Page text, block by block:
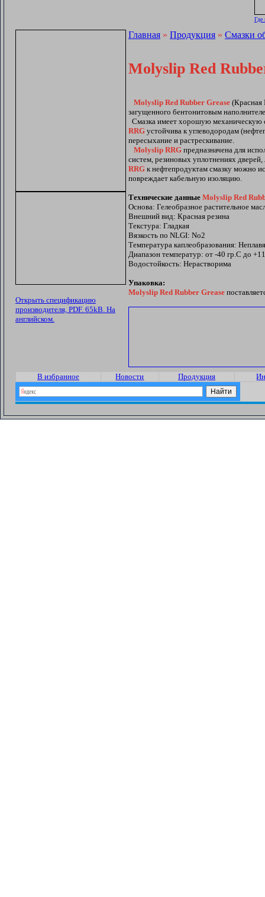
Где
Открыть спецификацию
производителя, PDF. 65kB. На
английском.
Главная » Продукция » Смазки
Molyslip Red
Molyslip Red Rubber Grease (Красная
загущенного бентонитовым
Смазка имеет хорошую механическую
RRG устойчива к углеводородам
пересыхание и растрескивание.
Molyslip RRG предназначена для
систем, резиновых уплотнениях
RRG к нефтепродуктам смазку можно
повреждает кабельную изоляцию.
Технические данные Molyslip Red
Основа: Гелеобразное растительное
Внешний вид: Красная резина
Текстура: Гладкая
Вязкость по NLGI: No2
Температура каплеобразования:
Диапазон температур: от -40 гр.С до
Водостойкость: Нерастворима
Упаковка:
Molyslip Red Rubber Grease
В избранное Новости Продукция